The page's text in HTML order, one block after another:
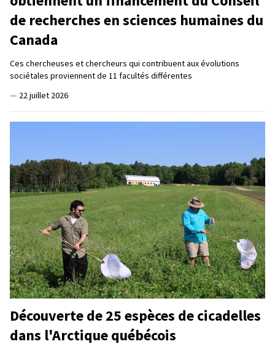
de recherches en sciences humaines du
Canada
Ces chercheuses et chercheurs qui contribuent aux évolutions
sociétales proviennent de 11 facultés différentes
— 22 juillet 2026
Découverte de 25 espèces de cicadelles
dans l'Arctique québécois